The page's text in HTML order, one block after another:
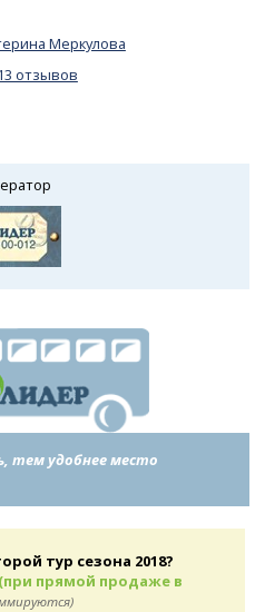
Меркулова
отзывов
тем удобнее место
тур сезона 2018?
(при прямой продаже в